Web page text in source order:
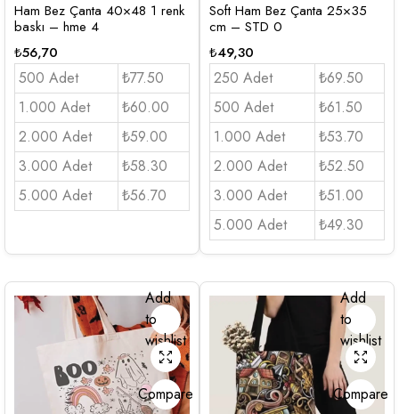
Ham Bez Çanta 40×48 1 renk
baskı – hme 4
₺56,70
500 Adet
₺77.50
1.000 Adet
₺60.00
2.000 Adet
₺59.00
3.000 Adet
₺58.30
5.000 Adet
₺56.70
Soft Ham Bez Çanta 25×35
cm – STD 0
₺49,30
250 Adet
₺69.50
500 Adet
₺61.50
1.000 Adet
₺53.70
2.000 Adet
₺52.50
3.000 Adet
₺51.00
5.000 Adet
₺49.30
Add
to
wishlist
Compare
Add
to
wishlist
Compare